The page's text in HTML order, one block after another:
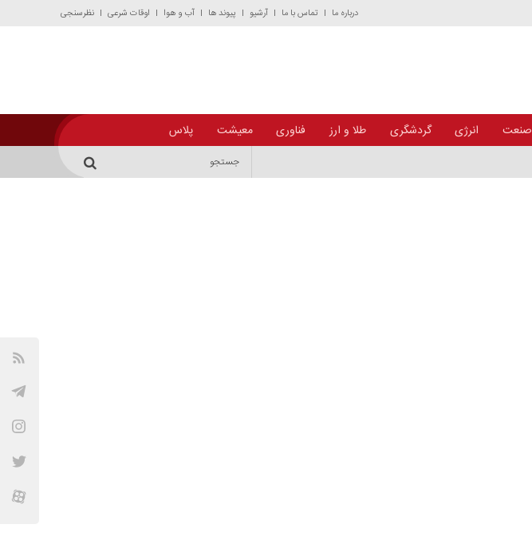
درباره ما تماس با ما آرشیو پیوند ها آب و هوا اوقات شرعی نظرسنجی
صنعت انرژی گردشگری طلا و ارز فناوری معیشت پلاس